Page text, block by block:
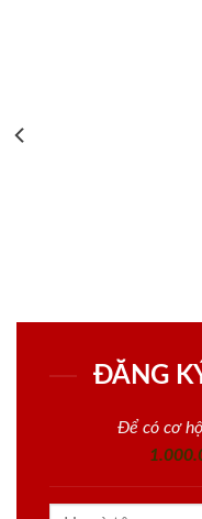
ĐĂNG
Để có cơ